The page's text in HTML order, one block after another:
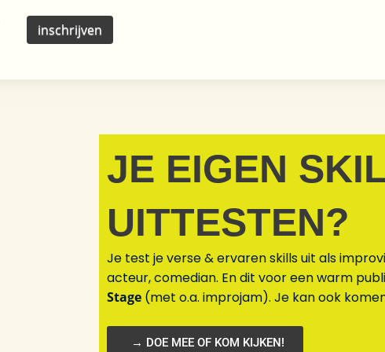
JE EIGEN
UITTESTEN?
Je test je verse & ervaren skills uit als
acteur, comedian. En dit voor een warm
Stage (met o.a. improjam). Je kan ook
→ DOE MEE OF KOM KIJKEN!